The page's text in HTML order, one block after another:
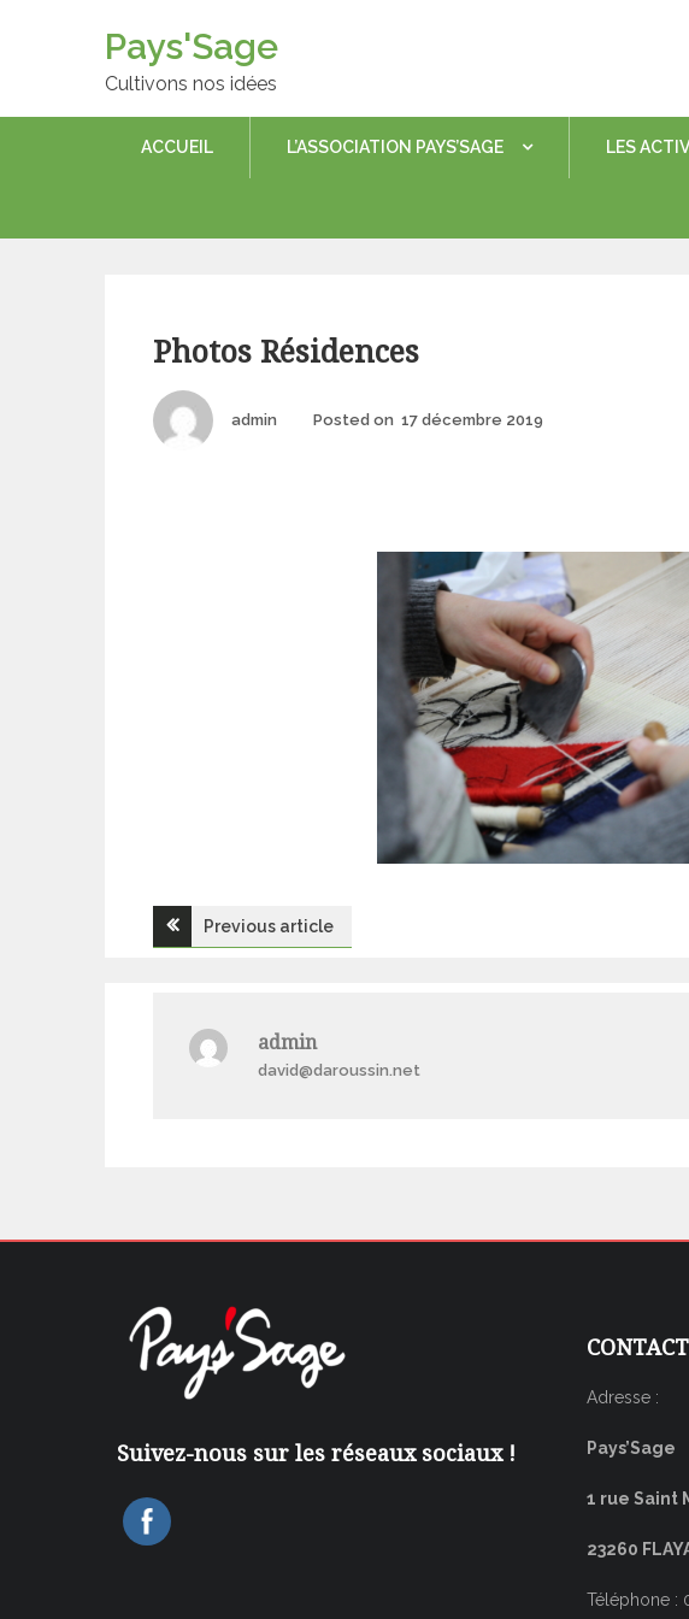
Pays'Sage
Cultivons nos idées
ACCUEIL L’ASSOCIATION PAYS’SAGE LES
Categories
Photos Résidences
Author
admin Posted on 17 décembre 2019
Navigation
l’article
Previous article
admin
david@daroussin.net
Suivez-nous sur les réseaux sociaux !
Adresse :
Pays’Sage
1 rue Saint
23260
Téléphone :